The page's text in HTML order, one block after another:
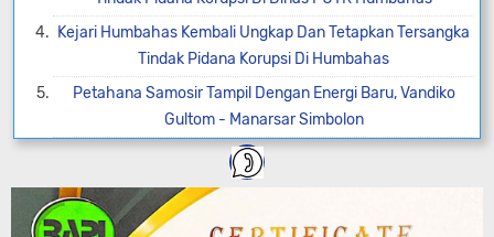
Kejari Humbahas Kembali Ungkap Dan Tetapkan Tersangka
Tindak Pidana Korupsi Di Humbahas
Petahana Samosir Tampil Dengan Energi Baru, Vandiko
Gultom - Manarsar Simbolon